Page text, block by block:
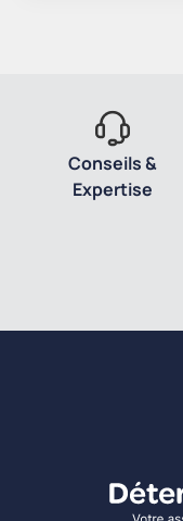
Conseils &
Expertise